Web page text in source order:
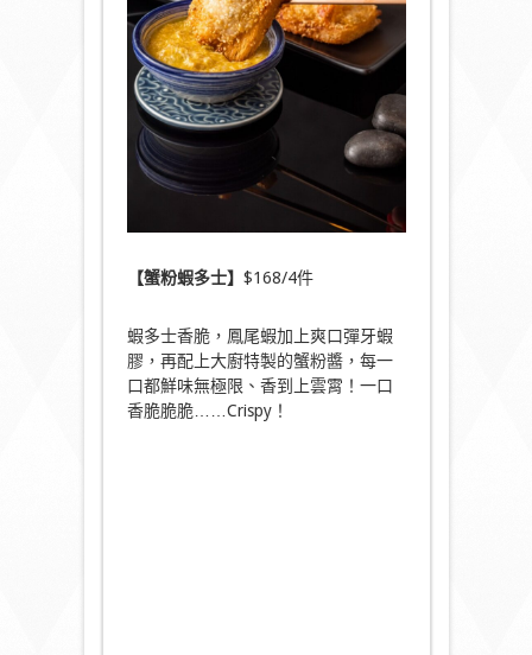
【蟹粉蝦多士】 $168/4件
蝦多士香脆，鳳尾蝦加上爽口彈牙蝦
膠，再配上大廚特製的蟹粉醬，每一
口都鮮味無極限、香到上雲霄！一口
香脆脆脆……Crispy！